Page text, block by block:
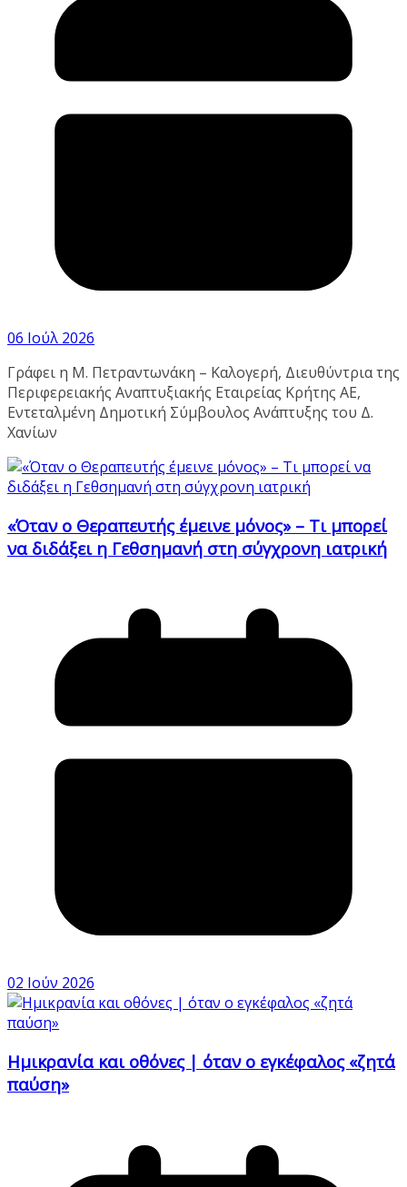
06 Ιούλ 2026
Γράφει η Μ. Πετραντωνάκη – Καλογερή, Διευθύντρια της
Περιφερειακής Αναπτυξιακής Εταιρείας Κρήτης ΑΕ,
Εντεταλμένη Δημοτική Σύμβουλος Ανάπτυξης του Δ.
Χανίων
«Όταν ο Θεραπευτής έμεινε μόνος» – Τι μπορεί
να διδάξει η Γεθσημανή στη σύγχρονη ιατρική
02 Ιούν 2026
Ημικρανία και οθόνες | όταν ο εγκέφαλος «ζητά
παύση»